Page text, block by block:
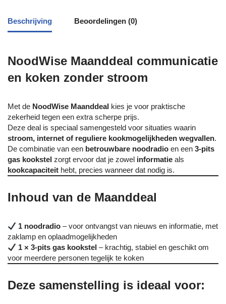
Beschrijving Beoordelingen (0)
NoodWise Maanddeal communicatie
en koken zonder stroom
Met de NoodWise Maanddeal kies je voor praktische
zekerheid tegen een extra scherpe prijs.
Deze deal is speciaal samengesteld voor situaties waarin
stroom, internet of reguliere kookmogelijkheden wegvallen.
De combinatie van een betrouwbare noodradio en een 3-pits
gas kookstel zorgt ervoor dat je zowel informatie als
kookcapaciteit hebt, precies wanneer dat nodig is.
Inhoud van de Maanddeal
1 noodradio – voor ontvangst van nieuws en informatie, met
zaklamp en oplaadmogelijkheden
1 × 3-pits gas kookstel – krachtig, stabiel en geschikt om
voor meerdere personen tegelijk te koken
Deze samenstelling is ideaal voor: